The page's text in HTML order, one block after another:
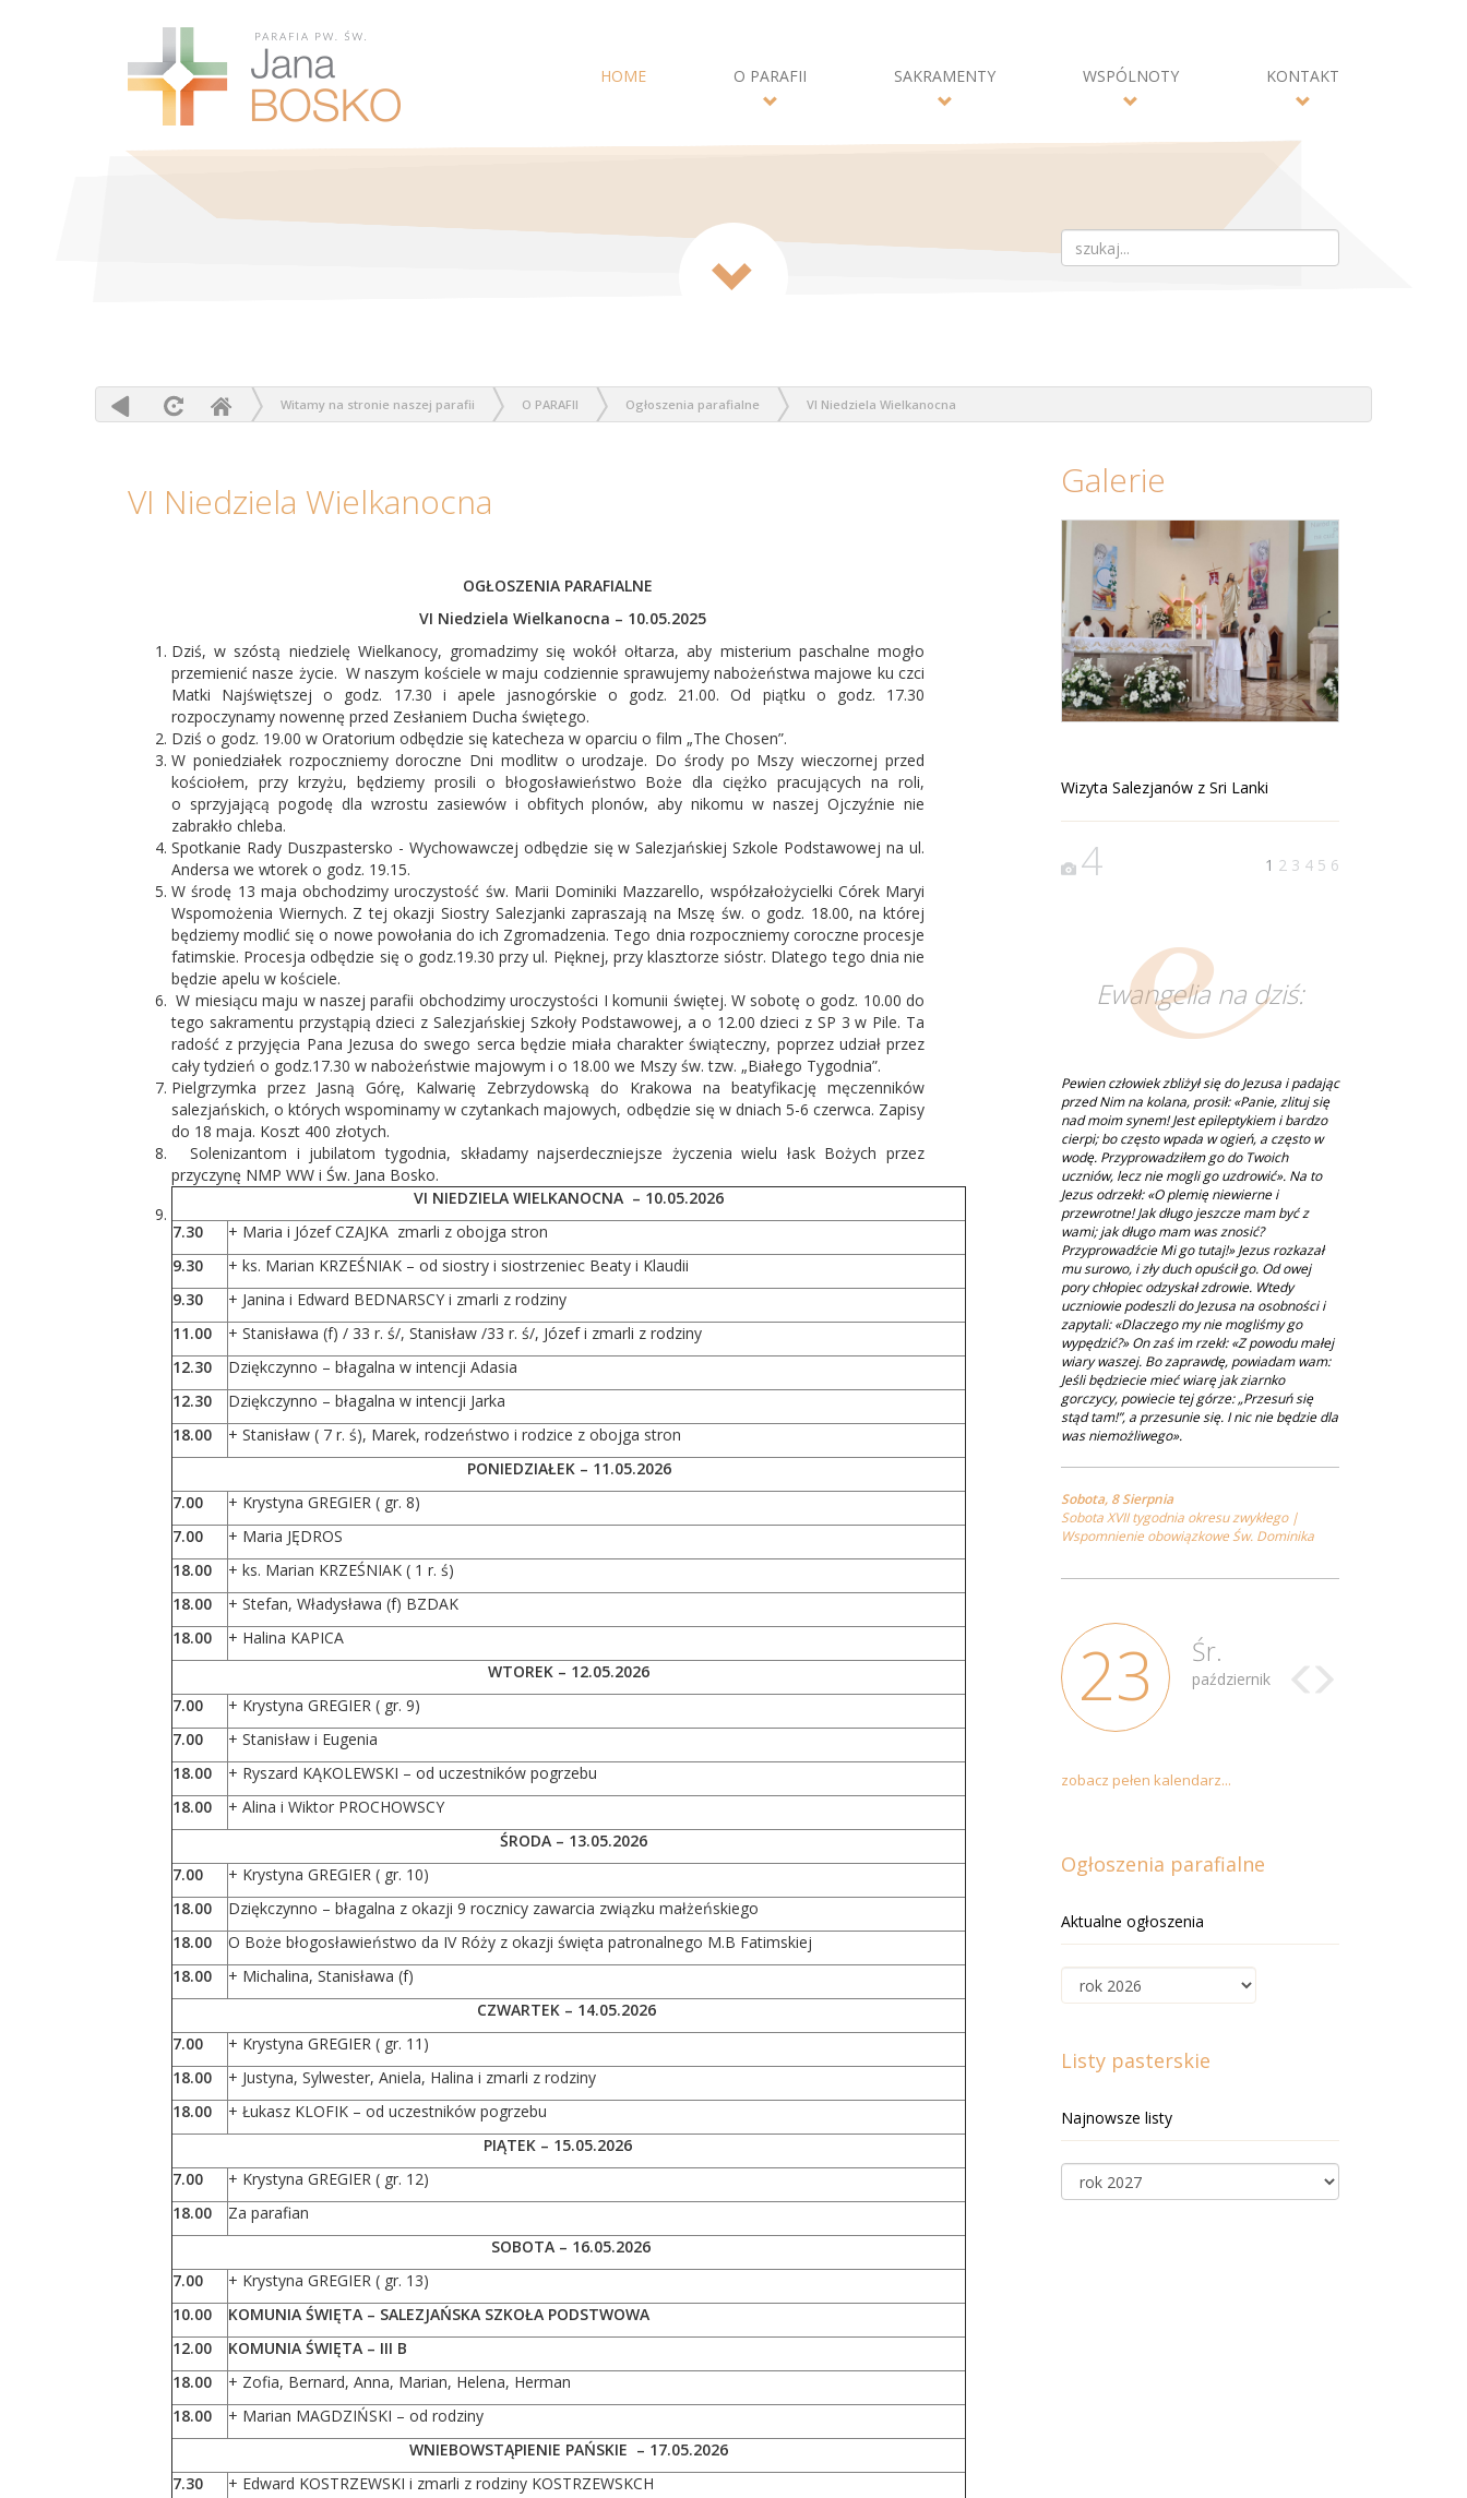
HOME O PARAFII SAKRAMENTY WSPÓLNOTY KONTAKT
Witamy na stronie naszej parafii O PARAFII Ogłoszenia parafialne VI Niedziela Wielkanocna
VI Niedziela Wielkanocna
OGŁOSZENIA PARAFIALNE
VI Niedziela Wielkanocna – 10.05.2025
Dziś, w szóstą niedzielę Wielkanocy, gromadzimy się wokół ołtarza, aby misterium paschalne mogło
przemienić nasze życie. W naszym kościele w maju codziennie sprawujemy nabożeństwa majowe ku czci
Matki Najświętszej o godz. 17.30 i apele jasnogórskie o godz. 21.00. Od piątku o godz. 17.30
rozpoczynamy nowennę przed Zesłaniem Ducha świętego.
Dziś o godz. 19.00 w Oratorium odbędzie się katecheza w oparciu o film „The Chosen”.
W poniedziałek rozpoczniemy doroczne Dni modlitw o urodzaje. Do środy po Mszy wieczornej przed
kościołem, przy krzyżu, będziemy prosili o błogosławieństwo Boże dla ciężko pracujących na roli,
o sprzyjającą pogodę dla wzrostu zasiewów i obfitych plonów, aby nikomu w naszej Ojczyźnie nie
zabrakło chleba.
Spotkanie Rady Duszpastersko - Wychowawczej odbędzie się w Salezjańskiej Szkole Podstawowej na ul.
Andersa we wtorek o godz. 19.15.
W środę 13 maja obchodzimy uroczystość św. Marii Dominiki Mazzarello, współzałożycielki Córek Maryi
Wspomożenia Wiernych. Z tej okazji Siostry Salezjanki zapraszają na Mszę św. o godz. 18.00, na której
będziemy modlić się o nowe powołania do ich Zgromadzenia. Tego dnia rozpoczniemy coroczne procesje
fatimskie. Procesja odbędzie się o godz.19.30 przy ul. Pięknej, przy klasztorze sióstr. Dlatego tego dnia nie
będzie apelu w kościele.
W miesiącu maju w naszej parafii obchodzimy uroczystości I komunii świętej. W sobotę o godz. 10.00 do
tego sakramentu przystąpią dzieci z Salezjańskiej Szkoły Podstawowej, a o 12.00 dzieci z SP 3 w Pile. Ta
radość z przyjęcia Pana Jezusa do swego serca będzie miała charakter świąteczny, poprzez udział przez
cały tydzień o godz.17.30 w nabożeństwie majowym i o 18.00 we Mszy św. tzw. „Białego Tygodnia”.
Pielgrzymka przez Jasną Górę, Kalwarię Zebrzydowską do Krakowa na beatyfikację męczenników
salezjańskich, o których wspominamy w czytankach majowych, odbędzie się w dniach 5-6 czerwca. Zapisy
do 18 maja. Koszt 400 złotych.
Solenizantom i jubilatom tygodnia, składamy najserdeczniejsze życzenia wielu łask Bożych przez
przyczynę NMP WW i Św. Jana Bosko.
VI NIEDZIELA WIELKANOCNA – 10.05.2026
7.30
+ Maria i Józef CZAJKA zmarli z obojga stron
9.30
+ ks. Marian KRZEŚNIAK – od siostry i siostrzeniec Beaty i Klaudii
9.30
+ Janina i Edward BEDNARSCY i zmarli z rodziny
11.00
+ Stanisława (f) / 33 r. ś/, Stanisław /33 r. ś/, Józef i zmarli z rodziny
12.30
Dziękczynno – błagalna w intencji Adasia
12.30
Dziękczynno – błagalna w intencji Jarka
18.00
+ Stanisław ( 7 r. ś), Marek, rodzeństwo i rodzice z obojga stron
PONIEDZIAŁEK – 11.05.2026
7.00
+ Krystyna GREGIER ( gr. 8)
7.00
+ Maria JĘDROS
18.00
+ ks. Marian KRZEŚNIAK ( 1 r. ś)
18.00
+ Stefan, Władysława (f) BZDAK
18.00
+ Halina KAPICA
WTOREK – 12.05.2026
7.00
+ Krystyna GREGIER ( gr. 9)
7.00
+ Stanisław i Eugenia
18.00
+ Ryszard KĄKOLEWSKI – od uczestników pogrzebu
18.00
+ Alina i Wiktor PROCHOWSCY
ŚRODA – 13.05.2026
7.00
+ Krystyna GREGIER ( gr. 10)
18.00
Dziękczynno – błagalna z okazji 9 rocznicy zawarcia związku małżeńskiego
18.00
O Boże błogosławieństwo da IV Róży z okazji święta patronalnego M.B Fatimskiej
18.00
+ Michalina, Stanisława (f)
CZWARTEK – 14.05.2026
7.00
+ Krystyna GREGIER ( gr. 11)
18.00
+ Justyna, Sylwester, Aniela, Halina i zmarli z rodziny
18.00
+ Łukasz KLOFIK – od uczestników pogrzebu
PIĄTEK – 15.05.2026
7.00
+ Krystyna GREGIER ( gr. 12)
18.00
Za parafian
SOBOTA – 16.05.2026
7.00
+ Krystyna GREGIER ( gr. 13)
10.00
KOMUNIA ŚWIĘTA – SALEZJAŃSKA SZKOŁA PODSTWOWA
12.00
KOMUNIA ŚWIĘTA – III B
18.00
+ Zofia, Bernard, Anna, Marian, Helena, Herman
18.00
+ Marian MAGDZIŃSKI – od rodziny
WNIEBOWSTĄPIENIE PAŃSKIE – 17.05.2026
7.30
+ Edward KOSTRZEWSKI i zmarli z rodziny KOSTRZEWSKCH
Galerie
Wizyta Salezjanów z Sri Lanki
4 1 2 3 4 5 6
Ewangelia na dziś:
Pewien człowiek zbliżył się do Jezusa i padając
przed Nim na kolana, prosił: «Panie, zlituj się
nad moim synem! Jest epileptykiem i bardzo
cierpi; bo często wpada w ogień, a często w
wodę. Przyprowadziłem go do Twoich
uczniów, lecz nie mogli go uzdrowić». Na to
Jezus odrzekł: «O plemię niewierne i
przewrotne! Jak długo jeszcze mam być z
wami; jak długo mam was znosić?
Przyprowadźcie Mi go tutaj!» Jezus rozkazał
mu surowo, i zły duch opuścił go. Od owej
pory chłopiec odzyskał zdrowie. Wtedy
uczniowie podeszli do Jezusa na osobności i
zapytali: «Dlaczego my nie mogliśmy go
wypędzić?» On zaś im rzekł: «Z powodu małej
wiary waszej. Bo zaprawdę, powiadam wam:
Jeśli będziecie mieć wiarę jak ziarnko
gorczycy, powiecie tej górze: „Przesuń się
stąd tam!”, a przesunie się. I nic nie będzie dla
was niemożliwego».
Sobota, 8 Sierpnia
Sobota XVII tygodnia okresu zwykłego |
Wspomnienie obowiązkowe Św. Dominika
23 Śr.
październik
zobacz pełen kalendarz...
Ogłoszenia parafialne
Aktualne ogłoszenia
Listy pasterskie
Najnowsze listy